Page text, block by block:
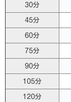
30分
45分
60分
75分
90分
105分
120分